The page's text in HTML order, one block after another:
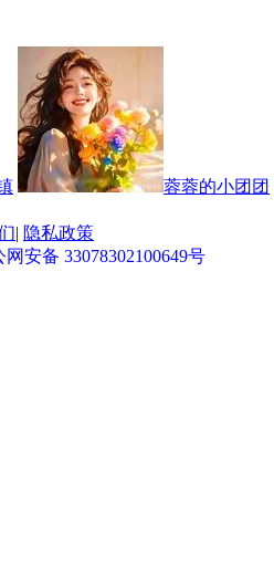
蓉蓉的小团团
| 隐私政策
网安备 33078302100649号